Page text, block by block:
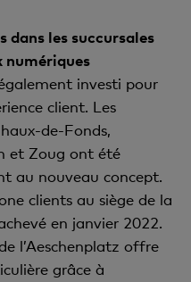
dans les succursales
numériques
investi pour
client. Les
de-Fonds,
et Zoug ont été
au nouveau concept.
clients au siège de la
en janvier 2022.
l’Aeschenplatz offre
grâce à